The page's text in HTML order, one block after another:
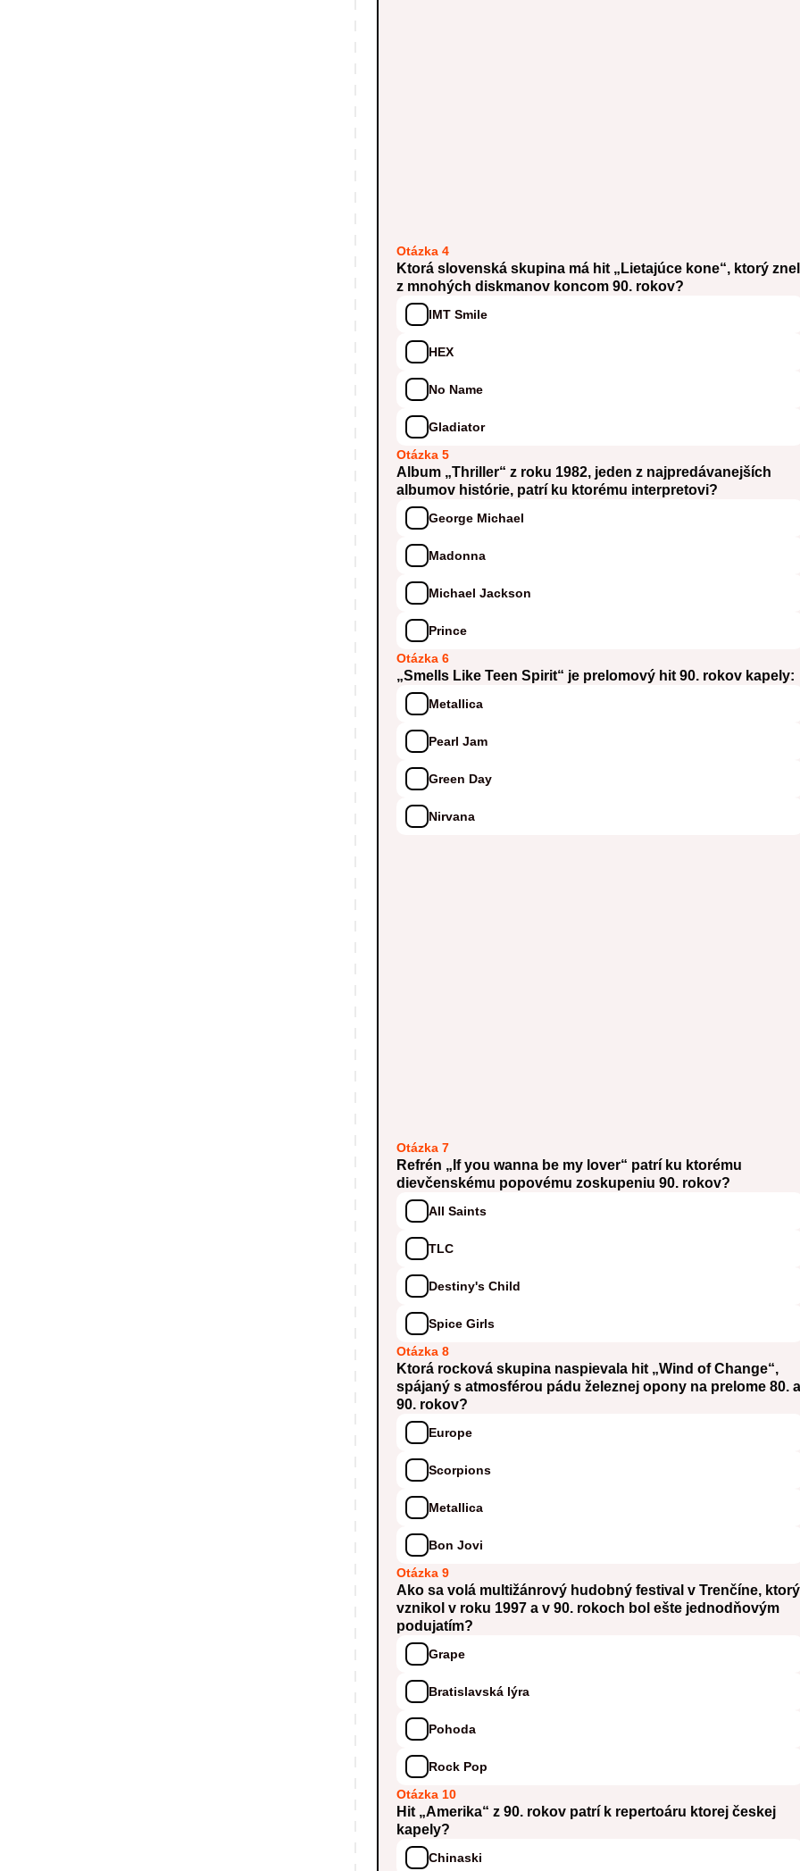
Otázka 4
Ktorá slovenská skupina má hit „Lietajúce kone“, ktorý znel
z mnohých diskmanov koncom 90. rokov?
IMT Smile
HEX
No Name
Gladiator
Otázka 5
Album „Thriller“ z roku 1982, jeden z najpredávanejších
albumov histórie, patrí ku ktorému interpretovi?
George Michael
Madonna
Michael Jackson
Prince
Otázka 6
„Smells Like Teen Spirit“ je prelomový hit 90. rokov kapely:
Metallica
Pearl Jam
Green Day
Nirvana
Otázka 7
Refrén „If you wanna be my lover“ patrí ku ktorému
dievčenskému popovému zoskupeniu 90. rokov?
All Saints
TLC
Destiny's Child
Spice Girls
Otázka 8
Ktorá rocková skupina naspievala hit „Wind of Change“,
spájaný s atmosférou pádu železnej opony na prelome 80. a
90. rokov?
Europe
Scorpions
Metallica
Bon Jovi
Otázka 9
Ako sa volá multižánrový hudobný festival v Trenčíne, ktorý
vznikol v roku 1997 a v 90. rokoch bol ešte jednodňovým
podujatím?
Grape
Bratislavská lýra
Pohoda
Rock Pop
Otázka 10
Hit „Amerika“ z 90. rokov patrí k repertoáru ktorej českej
kapely?
Chinaski